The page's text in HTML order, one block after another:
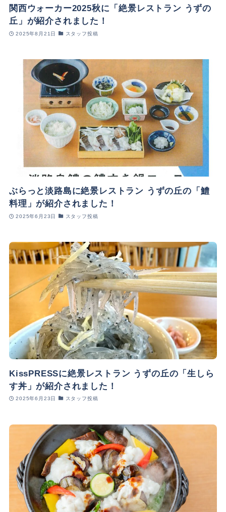
関西ウォーカー2025秋に「絶景レストラン うずの
丘」が紹介されました！
2025年8月21日 スタッフ投稿
ぶらっと淡路島に絶景レストラン うずの丘の「鱧
料理」が紹介されました！
2025年6月23日 スタッフ投稿
KissPRESSに絶景レストラン うずの丘の「生しら
す丼」が紹介されました！
2025年6月23日 スタッフ投稿